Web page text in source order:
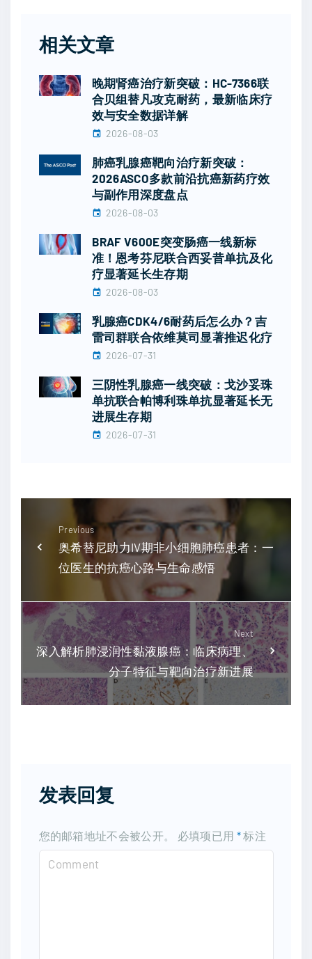
相关文章
晚期肾癌治疗新突破：HC-7366联
合贝组替凡攻克耐药，最新临床疗
效与安全数据详解
2026-08-03
肺癌乳腺癌靶向治疗新突破：
2026ASCO多款前沿抗癌新药疗效
与副作用深度盘点
2026-08-03
BRAF V600E突变肠癌一线新标
准！恩考芬尼联合西妥昔单抗及化
疗显著延长生存期
2026-08-03
乳腺癌CDK4/6耐药后怎么办？吉
雷司群联合依维莫司显著推迟化疗
2026-07-31
三阴性乳腺癌一线突破：戈沙妥珠
单抗联合帕博利珠单抗显著延长无
进展生存期
2026-07-31
Previous
奥希替尼助力IV期非小细胞肺癌患者：一
位医生的抗癌心路与生命感悟
Next
深入解析肺浸润性黏液腺癌：临床病理、
分子特征与靶向治疗新进展
发表回复
您的邮箱地址不会被公开。 必填项已用 *标注